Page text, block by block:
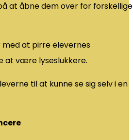
at åbne dem over for forskellige
at pirre elevernes
at være lyseslukkere.
til at kunne se sig selv i en